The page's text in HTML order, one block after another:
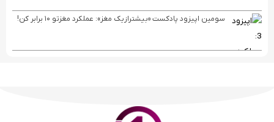
سومین اپیزود پادکست «بیشترازیک مغز»: عملکرد مغزتو ۱۰ برابر کن!